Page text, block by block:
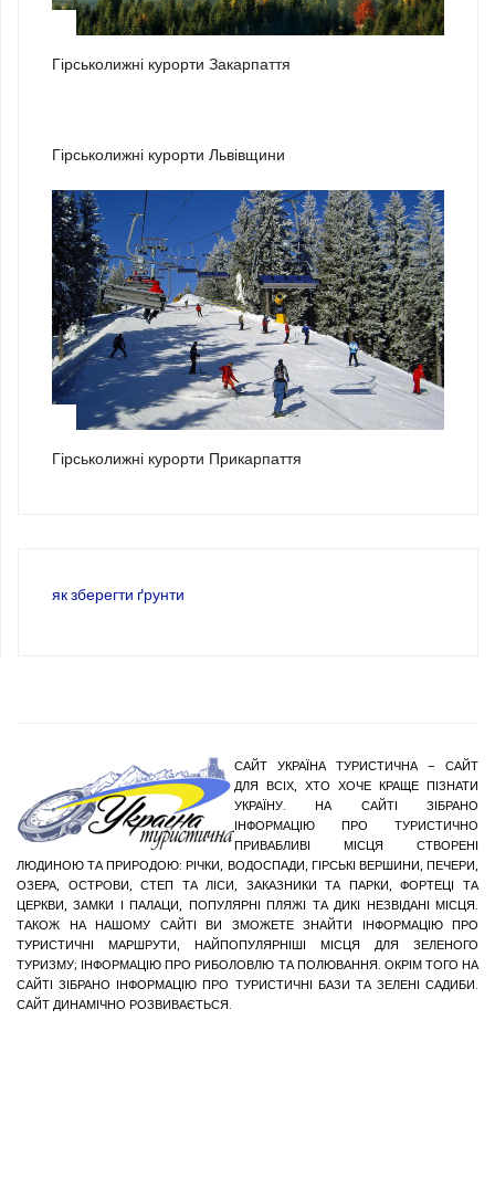
Гірськолижні курорти Закарпаття
Гірськолижні курорти Львівщини
Гірськолижні курорти Прикарпаття
як зберегти ґрунти
САЙТ УКРАЇНА ТУРИСТИЧНА – САЙТ
ДЛЯ ВСІХ, ХТО ХОЧЕ КРАЩЕ ПІЗНАТИ
УКРАЇНУ. НА САЙТІ ЗІБРАНО
ІНФОРМАЦІЮ ПРО ТУРИСТИЧНО
ПРИВАБЛИВІ МІСЦЯ СТВОРЕНІ
ЛЮДИНОЮ ТА ПРИРОДОЮ: РІЧКИ, ВОДОСПАДИ, ГІРСЬКІ ВЕРШИНИ, ПЕЧЕРИ,
ОЗЕРА, ОСТРОВИ, СТЕП ТА ЛІСИ, ЗАКАЗНИКИ ТА ПАРКИ, ФОРТЕЦІ ТА
ЦЕРКВИ, ЗАМКИ І ПАЛАЦИ, ПОПУЛЯРНІ ПЛЯЖІ ТА ДИКІ НЕЗВІДАНІ МІСЦЯ.
ТАКОЖ НА НАШОМУ САЙТІ ВИ ЗМОЖЕТЕ ЗНАЙТИ ІНФОРМАЦІЮ ПРО
ТУРИСТИЧНІ МАРШРУТИ, НАЙПОПУЛЯРНІШІ МІСЦЯ ДЛЯ ЗЕЛЕНОГО
ТУРИЗМУ; ІНФОРМАЦІЮ ПРО РИБОЛОВЛЮ ТА ПОЛЮВАННЯ. ОКРІМ ТОГО НА
САЙТІ ЗІБРАНО ІНФОРМАЦІЮ ПРО ТУРИСТИЧНІ БАЗИ ТА ЗЕЛЕНІ САДИБИ.
САЙТ ДИНАМІЧНО РОЗВИВАЄТЬСЯ.